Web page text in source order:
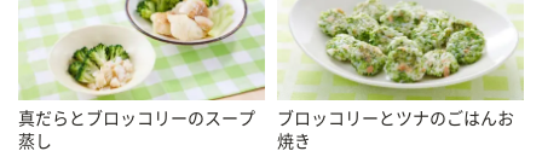
真だらとブロッコリーのスープ
蒸し
ブロッコリーとツナのごはんお
焼き